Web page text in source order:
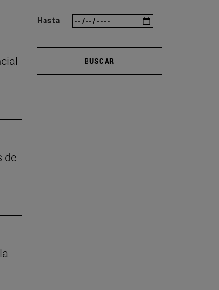
de
Hasta
BUSCAR